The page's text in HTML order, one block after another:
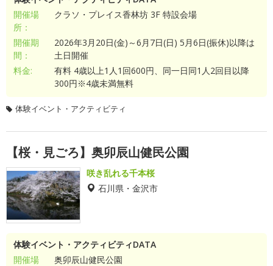
開催場
所：
クラソ・プレイス香林坊 3F 特設会場
開催期
間：
2026年3月20日(金)～6月7日(日) 5月6日(振休)以降は
土日開催
料金:
有料 4歳以上1人1回600円、同一日同1人2回目以降
300円※4歳未満無料
体験イベント・アクティビティ
【桜・見ごろ】奥卯辰山健民公園
咲き乱れる千本桜
石川県・金沢市
体験イベント・アクティビティDATA
開催場
奥卯辰山健民公園